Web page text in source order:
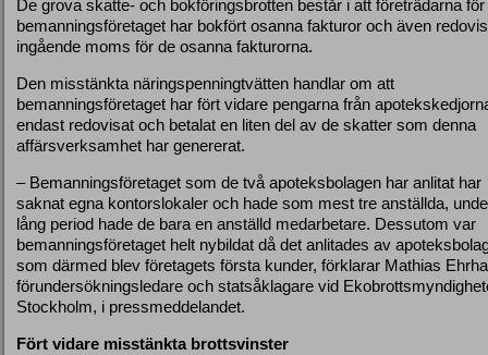
De grova skatte- och bokföringsbrotten består i att företrädarna för
bemanningsföretaget har bokfört osanna fakturor och även
ingående moms för de osanna fakturorna.
Den misstänkta näringspenningtvätten handlar om att
bemanningsföretaget har fört vidare pengarna från
endast redovisat och betalat en liten del av de skatter som denna
affärsverksamhet har genererat.
– Bemanningsföretaget som de två apoteksbolagen har anlitat har
saknat egna kontorslokaler och hade som mest tre anställda,
lång period hade de bara en anställd medarbetare. Dessutom var
bemanningsföretaget helt nybildat då det anlitades av
som därmed blev företagets första kunder, förklarar Mathias
förundersökningsledare och statsåklagare vid
Stockholm, i pressmeddelandet.
Fört vidare misstänkta brottsvinster